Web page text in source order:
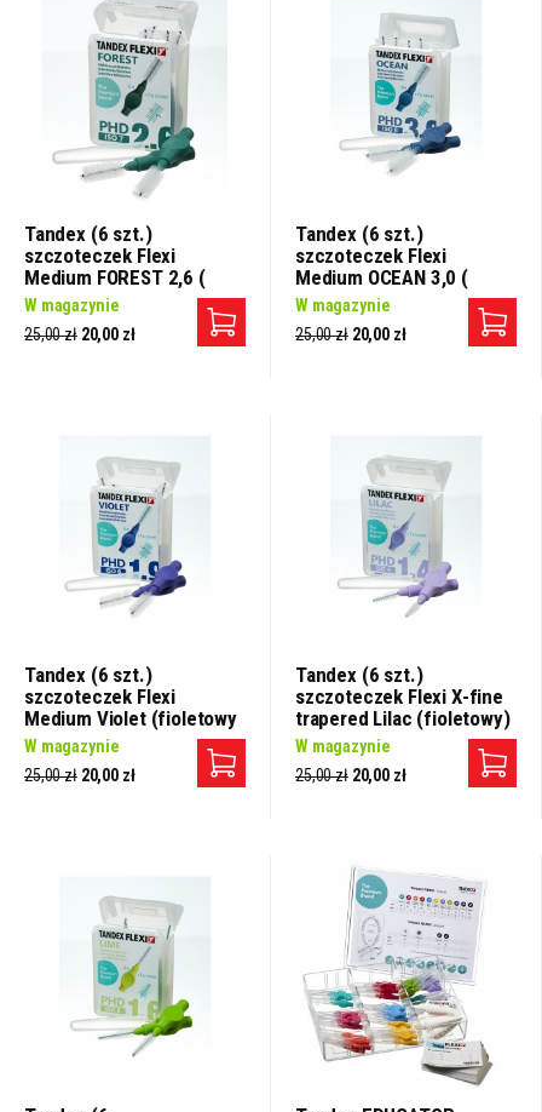
Tandex (6 szt.)
szczoteczek Flexi
Medium FOREST 2,6 (
gruby)
W magazynie
25,00 zł 20,00 zł
Tandex (6 szt.)
szczoteczek Flexi
Medium OCEAN 3,0 (
gruby)
W magazynie
25,00 zł 20,00 zł
Tandex (6 szt.)
szczoteczek Flexi
Medium Violet (fioletowy
gruby)
W magazynie
25,00 zł 20,00 zł
Tandex (6 szt.)
szczoteczek Flexi X-fine
trapered Lilac (fioletowy)
W magazynie
25,00 zł 20,00 zł